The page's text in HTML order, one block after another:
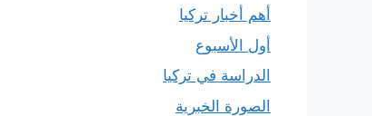
أهم أخبار تركيا
أول الأسبوع
الدراسة في تركيا
الصورة الخبرية